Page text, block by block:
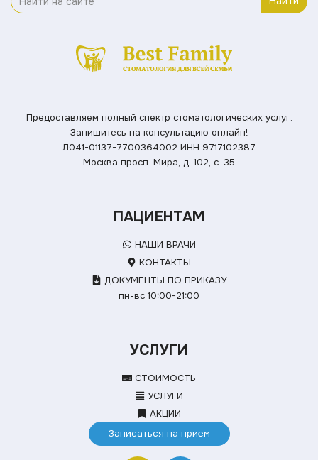
Предоставляем полный спектр стоматологических услуг.
Запишитесь на консультацию онлайн!
Л041-01137-7700364002 ИНН 9717102387
Москва просп. Мира, д. 102, с. 35
ПАЦИЕНТАМ
НАШИ ВРАЧИ
КОНТАКТЫ
ДОКУМЕНТЫ ПО ПРИКАЗУ
пн-вс 10:00-21:00
УСЛУГИ
СТОИМОСТЬ
УСЛУГИ
АКЦИИ
Записаться на прием